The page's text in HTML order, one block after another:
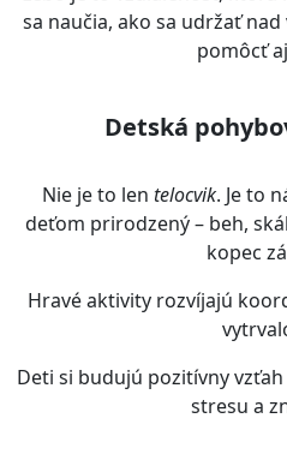
sa naučia, ako sa udržať
pomôcť
Detská
Nie je to len telocvik. Je to
deťom prirodzený – beh,
kopec
Hravé aktivity rozvíjajú
Deti si budujú pozitívny
stresu a